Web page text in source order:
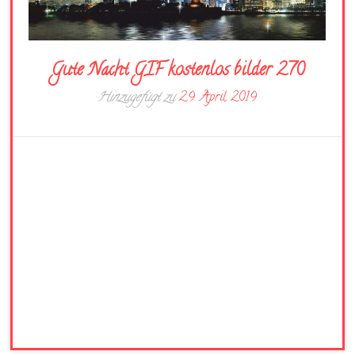
Gute Nacht GIF kostenlos bilder 270
Hinzugefügt zu29. April 2019